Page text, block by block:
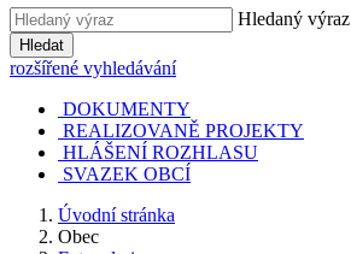
Hledaný výraz
Hledat
rozšířené vyhledávání
DOKUMENTY
REALIZOVANĚ PROJEKTY
HLÁŠENÍ ROZHLASU
SVAZEK OBCÍ
Úvodní stránka
Obec